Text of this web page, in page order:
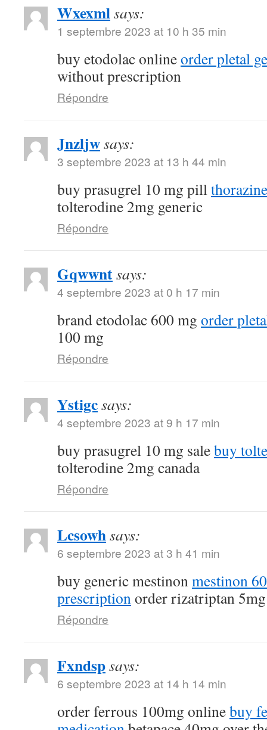
Wxexmlsays:
1 septembre 2023 at 10 h 35 min
buy etodolac onlineorder pletal
without prescription
Répondre
Jnzljwsays:
3 septembre 2023 at 13 h 44 min
buy prasugrel 10 mg pill
tolterodine 2mg generic
Répondre
Gqwwntsays:
4 septembre 2023 at 0 h 17 min
brand etodolac 600 mg order
100 mg
Répondre
Ystigcsays:
4 septembre 2023 at 9 h 17 min
buy prasugrel 10 mg salebuy
tolterodine 2mg canada
Répondre
Lcsowhsays:
6 septembre 2023 at 3 h 41 min
buy generic mestinonmestinon
prescriptionorder rizatriptan
Répondre
Fxndspsays:
6 septembre 2023 at 14 h 14 min
order ferrous 100mg onlinebuy